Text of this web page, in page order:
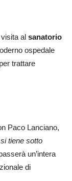
al sanatorio
ospedale
trattare
Paco Lanciano,
tiene sotto
un’intera
di